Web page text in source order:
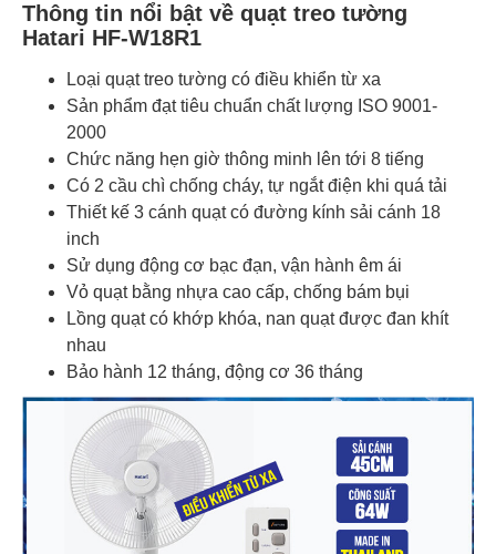
Thông tin nổi bật về quạt treo tường
Hatari HF-W18R1
Loại quạt treo tường có điều khiển từ xa
Sản phẩm đạt tiêu chuẩn chất lượng ISO 9001-
2000
Chức năng hẹn giờ thông minh lên tới 8 tiếng
Có 2 cầu chì chống cháy, tự ngắt điện khi quá tải
Thiết kế 3 cánh quạt có đường kính sải cánh 18
inch
Sử dụng động cơ bạc đạn, vận hành êm ái
Vỏ quạt bằng nhựa cao cấp, chống bám bụi
Lồng quạt có khớp khóa, nan quạt được đan khít
nhau
Bảo hành 12 tháng, động cơ 36 tháng